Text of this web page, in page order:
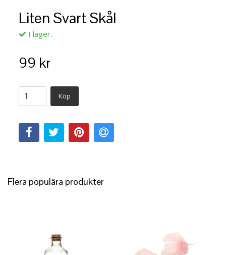
Liten Svart Skål
I lager.
99 kr
Köp
Flera populära produkter